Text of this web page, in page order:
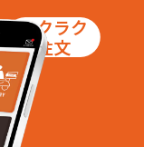
ラクラク
注文